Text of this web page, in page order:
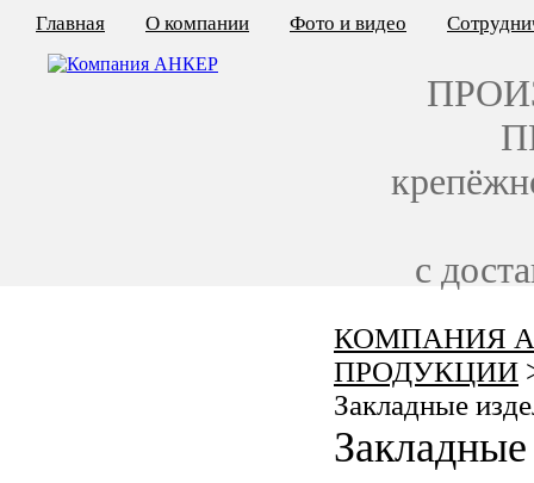
КОМПАНИЯ
ПРОДУКЦИИ
Закладные
Главная О компании Фото и видео
с